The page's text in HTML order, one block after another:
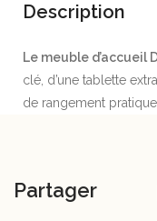
Description
Le meuble d’accueil
clé, d’une tablette
de rangement
Partager